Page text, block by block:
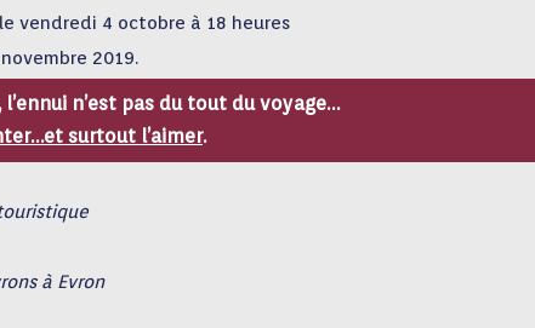
vendredi 4 octobre à 18 heures
2019.
n’est pas du tout du voyage…
surtout l’aimer.
à Evron